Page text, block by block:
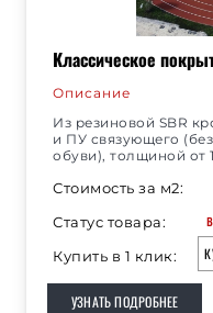
Классическое
Описание
Из резиновой SBR
и ПУ связующего
обуви), толщиной от
Стоимость за м2:
Статус товара:
Купить в 1 клик:
УЗНАТЬ ПОДРОБНЕЕ